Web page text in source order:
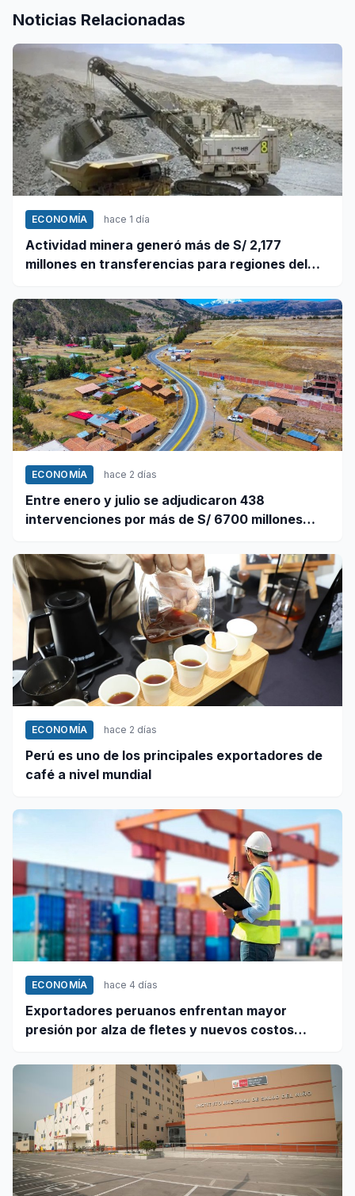
Noticias Relacionadas
ECONOMÍA hace 1 día
Actividad minera generó más de S/ 2,177
millones en transferencias para regiones del
ECONOMÍA hace 2 días
Entre enero y julio se adjudicaron 438
intervenciones por más de S/ 6700 millones
ECONOMÍA hace 2 días
Perú es uno de los principales exportadores de
café a nivel mundial
ECONOMÍA hace 4 días
Exportadores peruanos enfrentan mayor
presión por alza de fletes y nuevos costos